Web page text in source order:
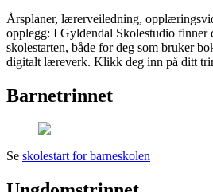
Årsplaner, lærerveiledning,
opplegg: I Gyldendal Skolestudio finner
skolestarten, både for deg som bruker
digitalt læreverk. Klikk deg inn på ditt
Barnetrinnet
Se skolestart for barneskolen